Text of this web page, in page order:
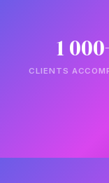
1
CLIENTS